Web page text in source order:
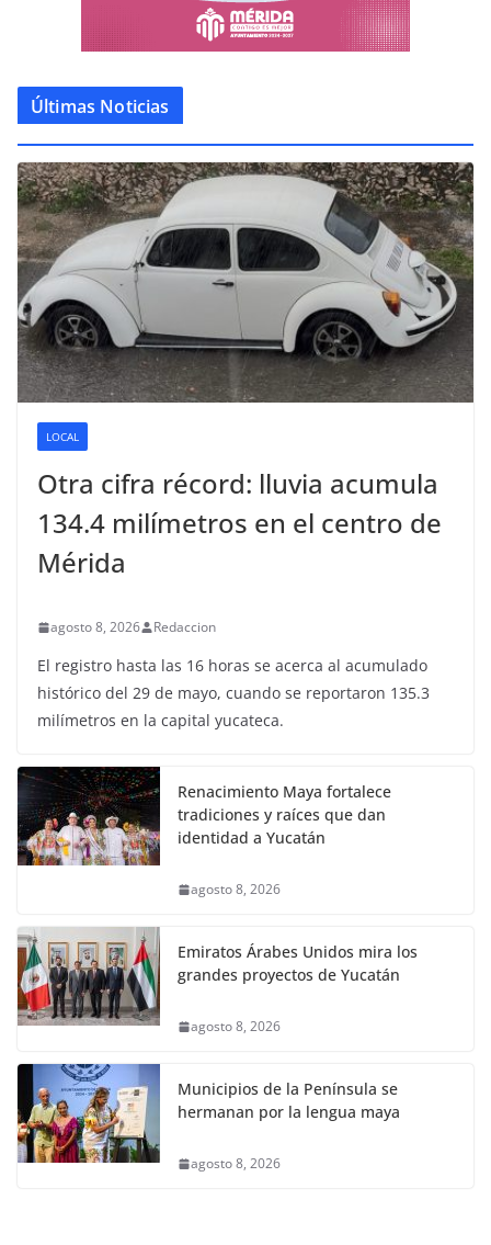
Últimas Noticias
LOCAL
Otra cifra récord: lluvia acumula
134.4 milímetros en el centro de
Mérida
agosto 8, 2026 Redaccion
El registro hasta las 16 horas se acerca al acumulado
histórico del 29 de mayo, cuando se reportaron 135.3
milímetros en la capital yucateca.
Renacimiento Maya fortalece
tradiciones y raíces que dan
identidad a Yucatán
agosto 8, 2026
Emiratos Árabes Unidos mira los
grandes proyectos de Yucatán
agosto 8, 2026
Municipios de la Península se
hermanan por la lengua maya
agosto 8, 2026